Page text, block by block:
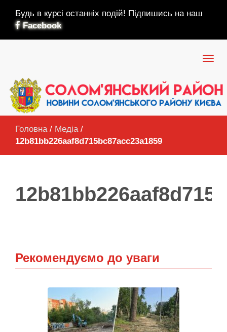
Будь в курсі останніх подій! Підпишись на наш
Facebook
Головна / Медіа /
12b81bb226aaf8d715bc87acc23a1859
Рекомендуємо до уваги